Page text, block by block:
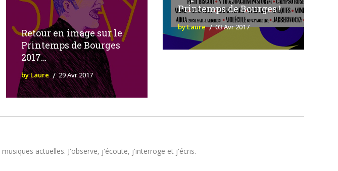
Retour en image sur le
Printemps de Bourges
2017…
by Laure 29 Avr 2017
Printemps de Bourges !
by Laure 03 Avr 2017
actuelles. J'observe, j'écoute, j'interroge et j'écris.